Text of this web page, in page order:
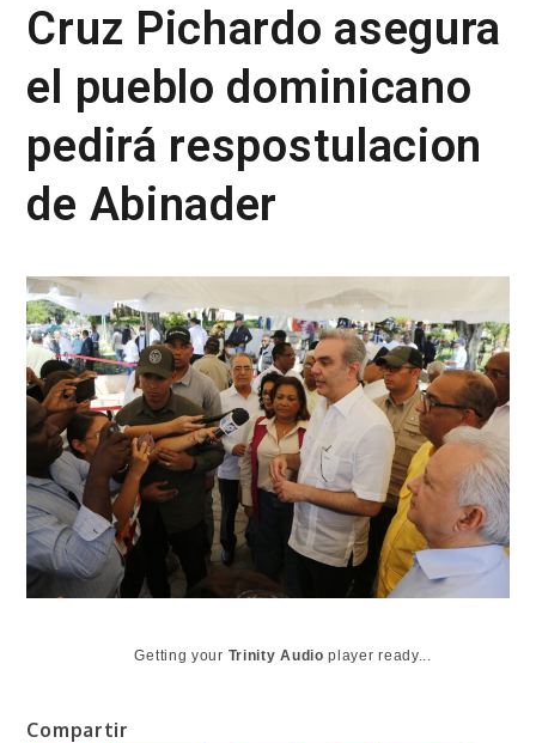
Cruz Pichardo asegura
el pueblo dominicano
pedirá respostulacion
de Abinader
Getting your Trinity Audio player ready...
Compartir